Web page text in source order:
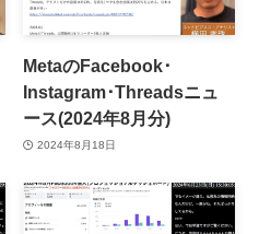
MetaのFacebook･
Instagram･Threadsニュ
ース(2024年8月分)
2024年8月18日